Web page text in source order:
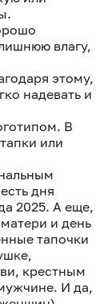
влагу,
этому,
надевать и
В
или
дня
2025. А еще,
и день
тапочки
крестным
И да,